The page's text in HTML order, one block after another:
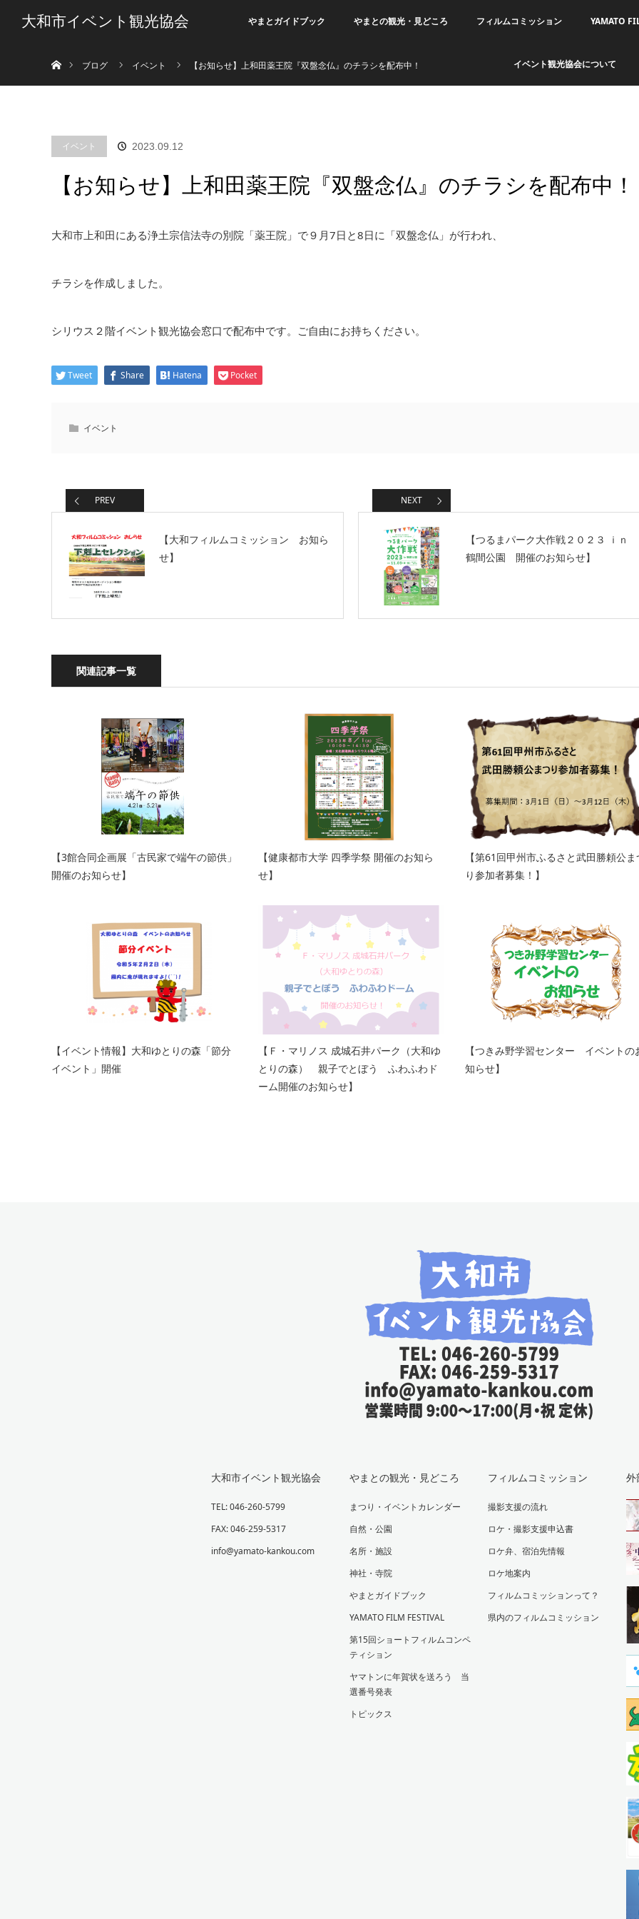
大和市イベント観光協会 やまとガイドブック やまとの観光・見どころ フィルムコミッション YAMATO
イベント観光協会について
ブログ
イベント 【お知らせ】上和田薬王院『双盤念仏』のチラシを配布中！
イベント 2023.09.12
【お知らせ】上和田薬王院『双盤念仏』のチラシを配布中！
大和市上和田にある浄土宗信法寺の別院「薬王院」で９月7日と8日に「双盤念仏」が行われ、
チラシを作成しました。
シリウス２階イベント観光協会窓口で配布中です。ご自由にお持ちください。
Tweet Share Hatena Pocket
イベント
PREV
【大和フィルムコミッション お知ら
せ】
NEXT
【つるまパーク大作戦２０２３ ｉｎ
鶴間公園 開催のお知らせ】
関連記事一覧
【3館合同企画展「古民家で端午の節供」
開催のお知らせ】
【健康都市大学 四季学祭 開催のお知ら
せ】
【第61回甲州市ふるさと武田勝頼公ま
り参加者募集！】
【イベント情報】大和ゆとりの森「節分
イベント」開催
【Ｆ・マリノス 成城石井パーク（大和ゆ
とりの森） 親子でとぼう ふわふわド
ーム開催のお知らせ】
【つきみ野学習センター イベントの
知らせ】
大和市イベント観光協会
TEL: 046-260-5799
FAX: 046-259-5317
info@yamato-kankou.com
やまとの観光・見どころ
まつり・イベントカレンダー
自然・公園
名所・施設
神社・寺院
やまとガイドブック
YAMATO FILM FESTIVAL
第15回ショートフィルムコンペ
ティション
ヤマトンに年賀状を送ろう 当
選番号発表
トピックス
フィルムコミッション
撮影支援の流れ
ロケ・撮影支援申込書
ロケ弁、宿泊先情報
ロケ地案内
フィルムコミッションって？
県内のフィルムコミッション
外